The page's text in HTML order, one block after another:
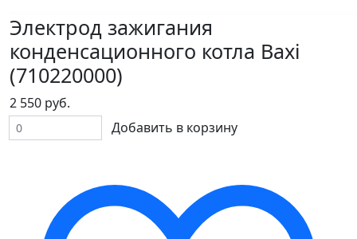
Электрод зажигания
конденсационного котла Baxi
(710220000)
2 550 руб.
Добавить в корзину